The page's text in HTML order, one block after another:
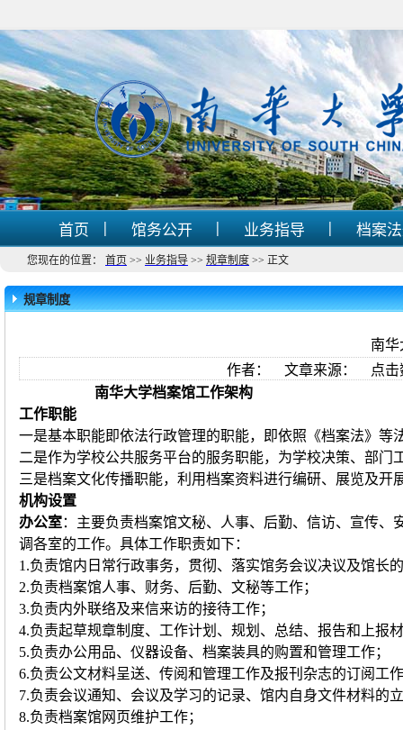
首页 | 馆务公开 | 业务指导 | 档案
您现在的位置： 首页 >> 业务指导 >> 规章制度 >> 正文
规章制度
南
作者： 文章来源： 点击
南华大学档案馆工作架构
工作职能
一是基本职能即依法行政管理的职能，即依照《档案法》
二是作为学校公共服务平台的服务职能，为学校决策、部
三是档案文化传播职能，利用档案资料进行编研、展览及开
机构设置
办公室：主要负责档案馆文秘、人事、后勤、信访、宣传
调各室的工作。具体工作职责如下：
1.负责馆内日常行政事务，贯彻、落实馆务会议决议及馆长
2.负责档案馆人事、财务、后勤、文秘等工作；
3.负责内外联络及来信来访的接待工作；
4.负责起草规章制度、工作计划、规划、总结、报告和上报
5.负责办公用品、仪器设备、档案装具的购置和管理工作；
6.负责公文材料呈送、传阅和管理工作及报刊杂志的订阅工
7.负责会议通知、会议及学习的记录、馆内自身文件材料的
8.负责档案馆网页维护工作；